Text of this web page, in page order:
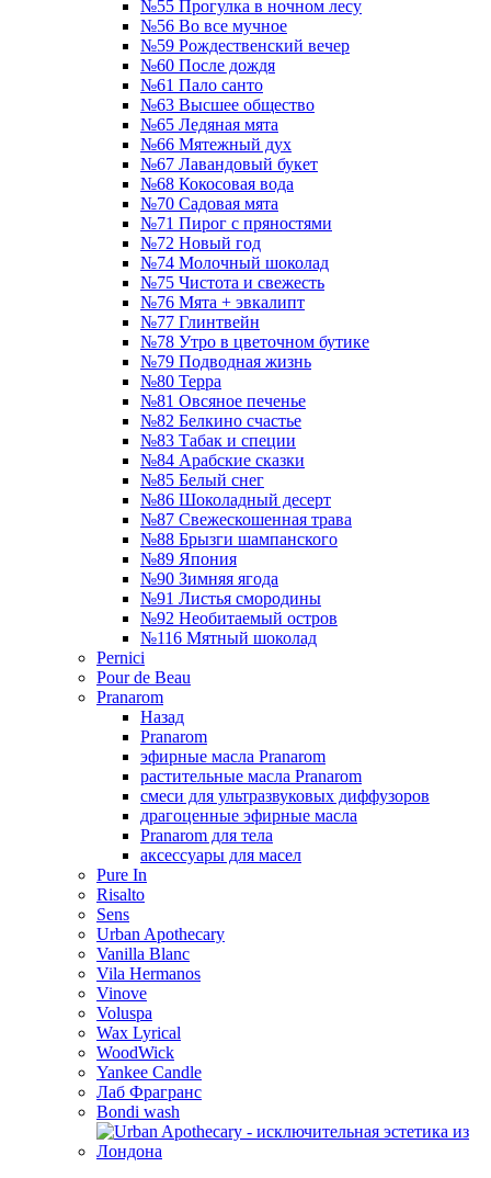
№55 Прогулка в ночном лесу
№56 Во все мучное
№59 Рождественский вечер
№60 После дождя
№61 Пало санто
№63 Высшее общество
№65 Ледяная мята
№66 Мятежный дух
№67 Лавандовый букет
№68 Кокосовая вода
№70 Садовая мята
№71 Пирог с пряностями
№72 Новый год
№74 Молочный шоколад
№75 Чистота и свежесть
№76 Мята + эвкалипт
№77 Глинтвейн
№78 Утро в цветочном бутике
№79 Подводная жизнь
№80 Терра
№81 Овсяное печенье
№82 Белкино счастье
№83 Табак и специи
№84 Арабские сказки
№85 Белый снег
№86 Шоколадный десерт
№87 Свежескошенная трава
№88 Брызги шампанского
№89 Япония
№90 Зимняя ягода
№91 Листья смородины
№92 Необитаемый остров
№116 Мятный шоколад
Pernici
Pour de Beau
Pranarom
Назад
Pranarom
эфирные масла Pranarom
растительные масла Pranarom
смеси для ультразвуковых диффузоров
драгоценные эфирные масла
Pranarom для тела
аксессуары для масел
Pure In
Risalto
Sens
Urban Apothecary
Vanilla Blanc
Vila Hermanos
Vinove
Voluspa
Wax Lyrical
WoodWick
Yankee Candle
Лаб Фрагранс
Bondi wash